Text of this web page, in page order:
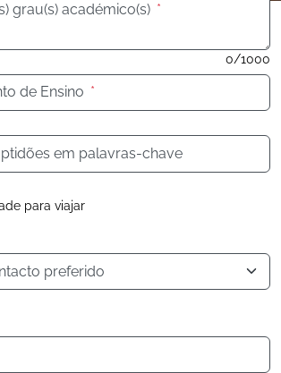
0/1000
grau(s) académico(s) *
de Ensino *
em palavras-chave
para viajar
preferido